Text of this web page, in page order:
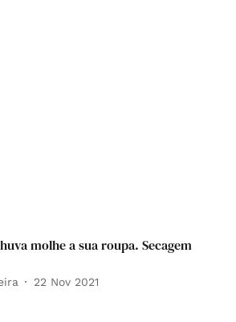
molhe a sua roupa. Secagem
22 Nov 2021